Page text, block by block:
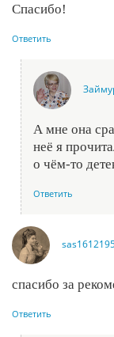
Спасибо!
Ответить
А мне она
неё я
о чём-то
Ответить
спасибо за
Ответить